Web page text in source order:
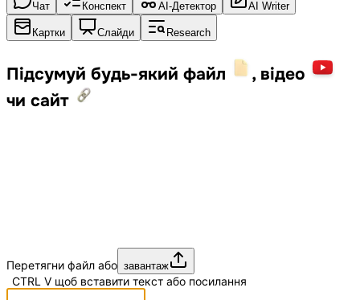
Чат Конспект AI-Детектор AI Writer
Картки Слайди Research
Підсумуй будь-який файл
, відео
чи сайт
Перетягни файл або завантаж
CTRL V щоб вставити текст або посилання